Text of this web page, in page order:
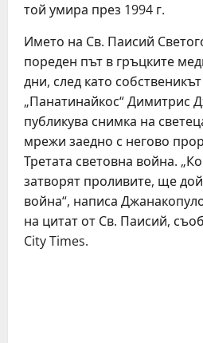
той умира през 1994 г.
Името на Св. Паисий
пореден път в гръцките
дни, след като
„Панатинайкос“ Димитрис
публикува снимка на
мрежи заедно с негово
Третата световна война.
затворят проливите, ще
война“, написа
на цитат от Св. Паисий,
City Times.